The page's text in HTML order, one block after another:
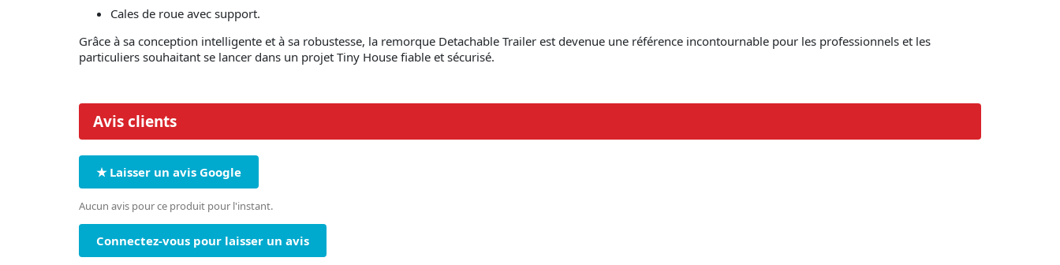
Cales de roue avec support.
Grâce à sa conception intelligente et à sa robustesse, la remorque Detachable Trailer est devenue une référence incontournable pour les professionnels et les
particuliers souhaitant se lancer dans un projet Tiny House fiable et sécurisé.
Avis clients
★ Laisser un avis Google
Aucun avis pour ce produit pour l'instant.
Connectez-vous pour laisser un avis